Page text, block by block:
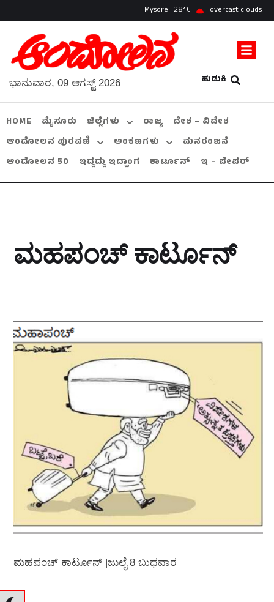
Mysore 28 overcast clouds
ಹುಡುಕಿ
ಭಾನುವಾರ, 09 ಆಗಸ್ಟ್ 2026
HOME ಮೈಸೂರು ಜಿಲ್ಲೆಗಳು ರಾಜ್ಯ
ದೇಶ – ವಿದೇಶ
ಆಂದೋಲನ ಪುರವಣಿ
ಅಂಕಣಗಳು
ಮನರಂಜನೆ
ಆಂದೋಲನ 50
ಇದ್ದದ್ದು ಇದ್ಹಾಂಗ ಕಾರ್ಟೂನ್ ಇ – ಪೇಪರ್
ಮಹಪಂಚ್‌ ಕಾರ್ಟೂನ್‌
ಮಹಪಂಚ್‌ ಕಾರ್ಟೂನ್‌ |ಜುಲೈ 8 ಬುಧವಾರ